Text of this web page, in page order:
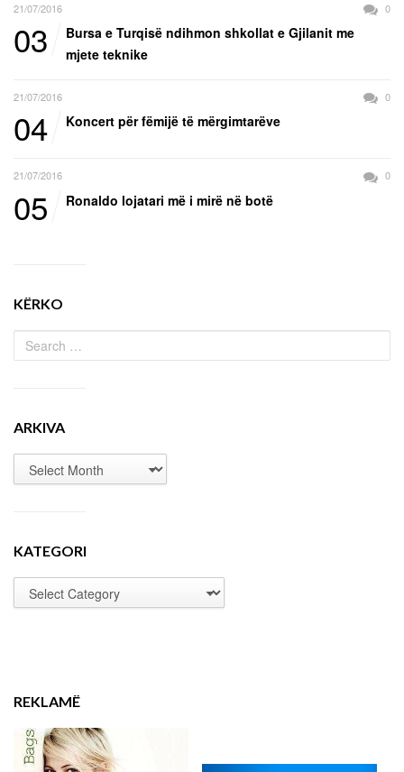
21/07/2016 0
03
Bursa e Turqisë ndihmon shkollat e Gjilanit me
mjete teknike
21/07/2016 0
04 Koncert për fëmijë të mërgimtarëve
21/07/2016 0
05 Ronaldo lojatari më i mirë në botë
KËRKO
ARKIVA
KATEGORI
REKLAMË